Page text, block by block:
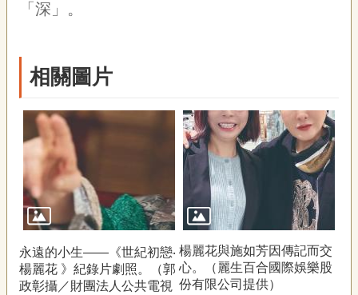
「深」。
相關圖片
永遠的小生——《世紀初戀‧
楊麗花 》紀錄片劇照。（郭
政彰攝／財團法人公共電視
楊麗花與施如芳因傳記而交
心。（麗生百合國際娛樂股
份有限公司提供）